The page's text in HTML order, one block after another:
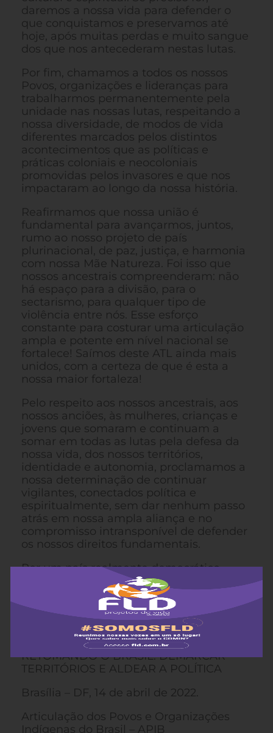
daremos a nossa vida para defender o
que conquistamos e preservamos até
hoje, após muitas perdas e muito sangue
dos que nos antecederam nestas lutas.
Por fim, chamamos a todos os nossos
Povos, organizações e lideranças para
trabalharmos permanentemente pela
unidade nas nossas lutas, respeitando a
nossa diversidade, de modos de vida
diferentes marcados pelos distintos
acontecimentos que as políticas e
práticas coloniais e neocoloniais
promovidas pelos invasores e que nos
impactaram ao longo da nossa história.
Reafirmamos que nossa união é
fundamental para avançarmos, juntos,
rumo ao nosso projeto de país
plurinacional, de paz, justiça, e harmonia
com nossa Mãe Natureza. Foi isso que
nossos ancestrais compreenderam: não
há espaço para a divisão, para o
sectarismo, para qualquer tipo de
violência entre nós. Esse esforço
constante para costurar uma articulação
ampla e potente em nível nacional se
fortalece! Saímos deste ATL ainda mais
unidos, com a certeza de que é esta a
nossa maior fortaleza!
Pelo respeito aos nossos ancestrais, aos
nossos anciões, às mulheres, crianças e
jovens que somaram e continuam a
somar em todas as lutas pela defesa da
nossa vida, dos nossos territórios,
identidade e autonomia, proclamamos a
nossa determinação de continuar
vigilantes, conectados política e
espiritualmente, sem dar nenhum passo
atrás em nossa ampla aliança e no
compromisso intransponível de defender
os nossos direitos fundamentais.
Por um país realmente democrático,
justo, multicultural, que respeite e proteja
as nossas vidas e da Mãe Natureza,
seguimos em aliança com os
trabalhadores do campo e da cidade, em
luta permanente.
RETOMANDO O BRASIL: DEMARCAR
TERRITÓRIOS E ALDEAR A POLÍTICA
Brasília – DF, 14 de abril de 2022.
Articulação dos Povos e Organizações
Indígenas do Brasil – APIB